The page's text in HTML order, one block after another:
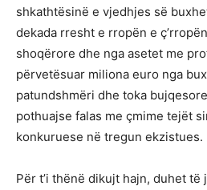
shkathtësinë e vjedhjes së
dekada rresht e rropën e
shoqërore dhe nga asetet me
përvetësuar miliona euro nga
patundshmëri dhe toka
pothuajse falas me çmime tejët
konkuruese në tregun ekzistues.
Për t’i thënë dikujt hajn, duhet